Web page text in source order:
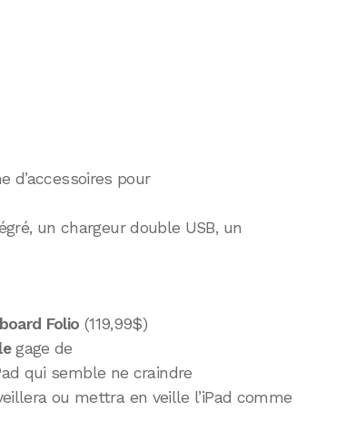
d’accessoires pour
un chargeur double USB, un
Folio (119,99$)
gage de
qui semble ne craindre
ou mettra en veille l’iPad comme